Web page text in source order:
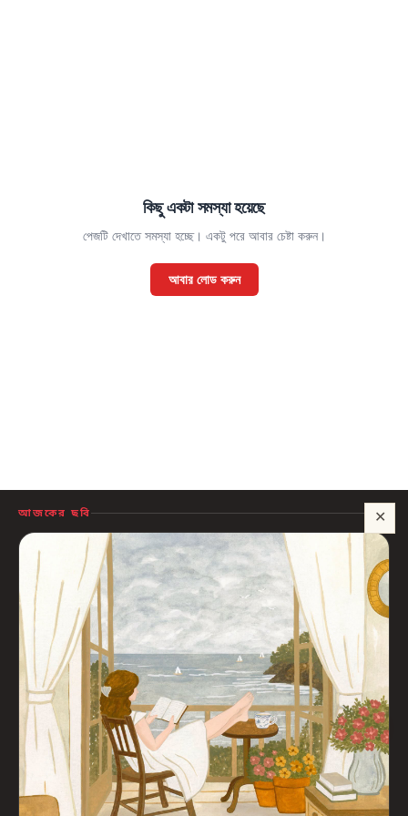
🍪 সাইটটি চালু রাখতে কিছু প্রয়োজনীয় কুকি ব্যবহার হয়। আপনি রাজি থাকলে আমরা বিজ্ঞাপন ও
পরিসংখ্যানের কুকিও ব্যবহার করব, যাতে বুঝতে পারি কোন বই আপনাদের কাজে লাগছে।
প্রাইভেসি নীতি
শুধু প্রয়োজনীয় সব ঠিক আছে
কিছু একটা সমস্যা হয়েছে
পেজটি দেখাতে সমস্যা হচ্ছে। একটু পরে আবার চেষ্টা করুন।
আবার লোড করুন
✕
আজকের ছবি
সাহায্য?